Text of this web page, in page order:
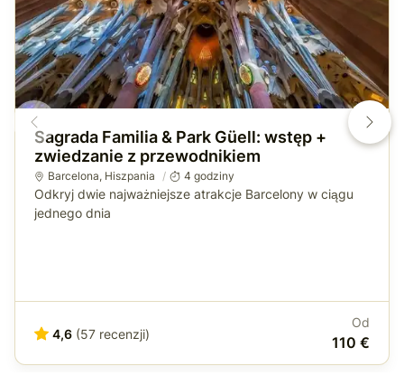
Sagrada Familia & Park Güell: wstęp +
zwiedzanie z przewodnikiem
Barcelona, Hiszpania 4 godziny
Odkryj dwie najważniejsze atrakcje Barcelony w ciągu
jednego dnia
4,6 (57 recenzji)
Od
110 €